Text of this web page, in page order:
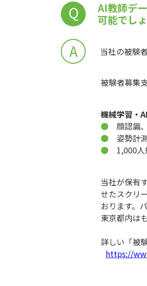
Q
AI教師デ
可能でし
A 当社の被験
被験者募集
機械学習・
● 顔認識
● 姿勢計
● 1,000人
当社が保有
せたスクリ
おります。
東京都内は
詳しい「被
https://